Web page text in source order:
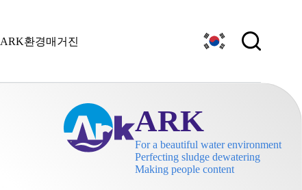
ARK환경매거진
ARK
For a beautiful water environment
Perfecting sludge dewatering
Making people content